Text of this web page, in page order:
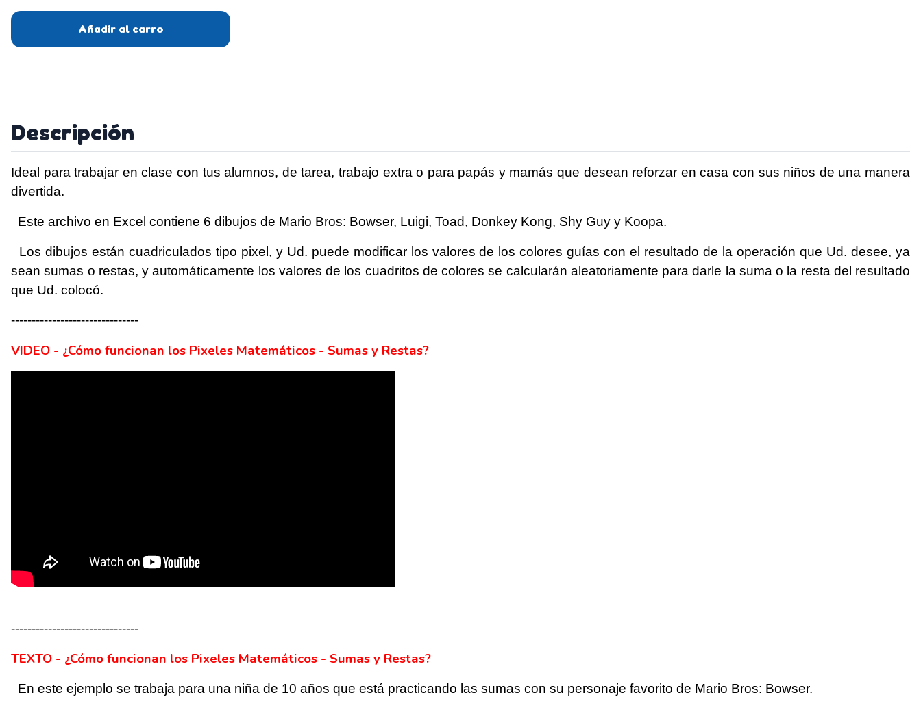
Añadir al carro
Descripción
Ideal para trabajar en clase con tus alumnos, de tarea, trabajo extra o para papás y mamás que desean reforzar en casa con sus niños de una manera
divertida.
Este archivo en Excel contiene 6 dibujos de Mario Bros: Bowser, Luigi, Toad, Donkey Kong, Shy Guy y Koopa.
Los dibujos están cuadriculados tipo pixel, y Ud. puede modificar los valores de los colores guías con el resultado de la operación que Ud. desee, ya
sean sumas o restas, y automáticamente los valores de los cuadritos de colores se calcularán aleatoriamente para darle la suma o la resta del resultado
que Ud. colocó.
-------------------------------
VIDEO - ¿Cómo funcionan los Pixeles Matemáticos - Sumas y Restas?
-------------------------------
TEXTO - ¿Cómo funcionan los Pixeles Matemáticos - Sumas y Restas?
En este ejemplo se trabaja para una niña de 10 años que está practicando las sumas con su personaje favorito de Mario Bros: Bowser.